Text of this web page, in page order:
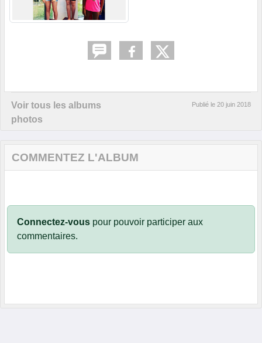
Voir tous les albums
photos
Publié le 20 juin 2018
COMMENTEZ L'ALBUM
Connectez-vous pour pouvoir participer aux
commentaires.